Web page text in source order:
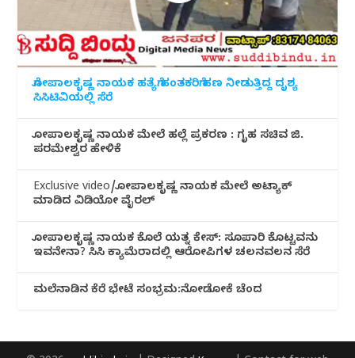
ಗೋಪಾಲಕೃಷ್ಣ ನಾಯಕ ಹತ್ಯೆಗೆ ಹಂತಕರಿಗೆ ಹಣ ನೀಡುತ್ತಿದ್ದ ದೃಶ್ಯ
ಸಿಸಿಟಿವಿಯಲ್ಲಿ ಸೆರೆ
ಗೋಪಾಲಕೃಷ್ಣ ನಾಯಕ ಮೇಲೆ ಹಲ್ಲೆ ಪ್ರಕರಣ : ಗೃಹ ಸಚಿವ ಜಿ.
ಪರಮೇಶ್ವರ ಹೇಳಿಕೆ
Exclusive video/ಗೋಪಾಲಕೃಷ್ಣ ನಾಯಕ ಮೇಲೆ ಅಟ್ಯಾಕ್
ಮಾಡಿದ ವಿಡಿಯೋ ವೈರಲ್
ಗೋಪಾಲಕೃಷ್ಣ ನಾಯಕ ಕೊಲೆ ಯತ್ನ ಕೇಸ್: ಸೂಪಾರಿ ಕೊಟ್ಟವನು
ಇವನೇನಾ? ಸಿಸಿ ಕ್ಯಾಮೆರಾದಲ್ಲಿ ಆರೋಪಿಗಳ ಚಲನವಲನ ಸೆರೆ
ಮಲೆನಾಡಿ‌ನ ಕೆರೆ ಭೇಟೆ ಸಂಭ್ರಮ:ನೋಡೋಕೆ ಚೆಂದ